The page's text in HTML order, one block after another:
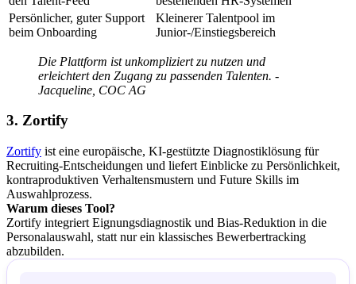
Persönlicher, guter Support
beim Onboarding
Kleinerer Talentpool im
Junior-/Einstiegsbereich
Die Plattform ist unkompliziert zu nutzen und
erleichtert den Zugang zu passenden Talenten. -
Jacqueline, COC AG
3. Zortify
Zortify ist eine europäische, KI-gestützte Diagnostiklösung für
Recruiting-Entscheidungen und liefert Einblicke zu Persönlichkeit,
kontraproduktiven Verhaltensmustern und Future Skills im
Auswahlprozess.
Warum dieses Tool?
Zortify integriert Eignungsdiagnostik und Bias-Reduktion in die
Personalauswahl, statt nur ein klassisches Bewerbertracking
abzubilden.